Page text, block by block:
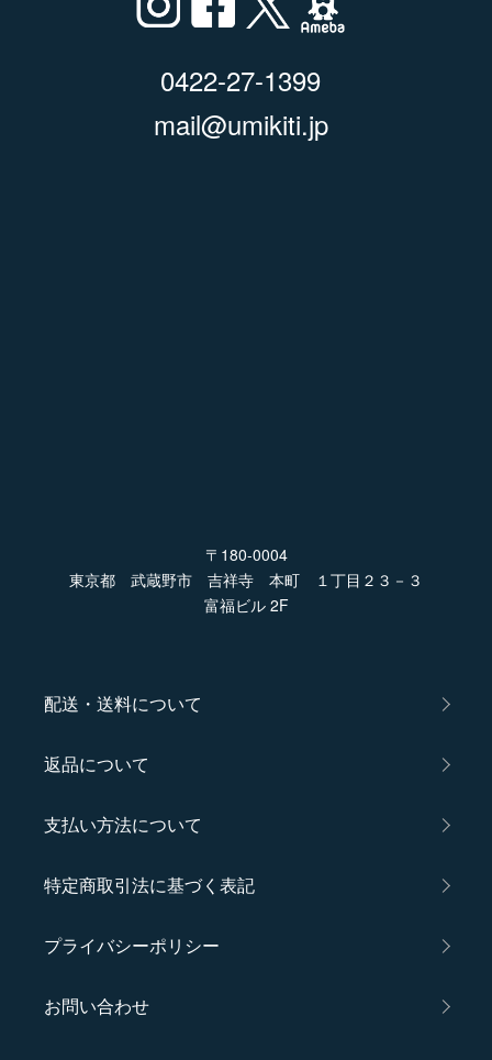
0422-27-1399
mail@umikiti.jp
〒180-0004
東京都 武蔵野市 吉祥寺 本町 １丁目２３－３
富福ビル 2F
配送・送料について
返品について
支払い方法について
特定商取引法に基づく表記
プライバシーポリシー
お問い合わせ